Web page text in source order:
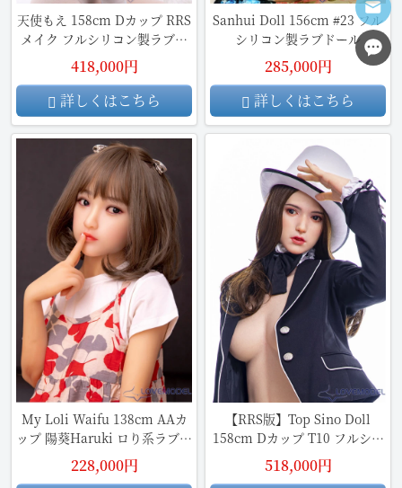
天使もえ 158cm Dカップ RRS
メイク フルシリコン製ラブド
ール
418,000円
詳しくはこちら
Sanhui Doll 156cm #23 フル
シリコン製ラブドール
285,000円
詳しくはこちら
My Loli Waifu 138cm AAカ
ップ 陽葵Haruki ロり系ラブド
ール TPE材質ボディ
228,000円
【RRS版】Top Sino Doll
158cm Dカップ T10 フルシリ
コン製ラブドール
518,000円